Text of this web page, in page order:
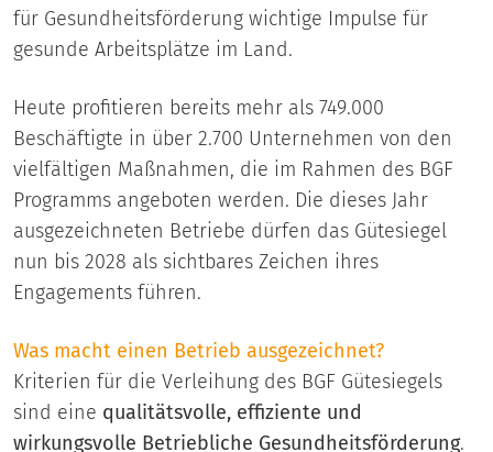
für Gesundheitsförderung wichtige Impulse für
gesunde Arbeitsplätze im Land.
Heute profitieren bereits mehr als 749.000
Beschäftigte in über 2.700 Unternehmen von den
vielfältigen Maßnahmen, die im Rahmen des BGF
Programms angeboten werden. Die dieses Jahr
ausgezeichneten Betriebe dürfen das Gütesiegel
nun bis 2028 als sichtbares Zeichen ihres
Engagements führen.
Was macht einen Betrieb ausgezeichnet?
Kriterien für die Verleihung des BGF Gütesiegels
sind eine qualitätsvolle, effiziente und
wirkungsvolle Betriebliche Gesundheitsförderung.